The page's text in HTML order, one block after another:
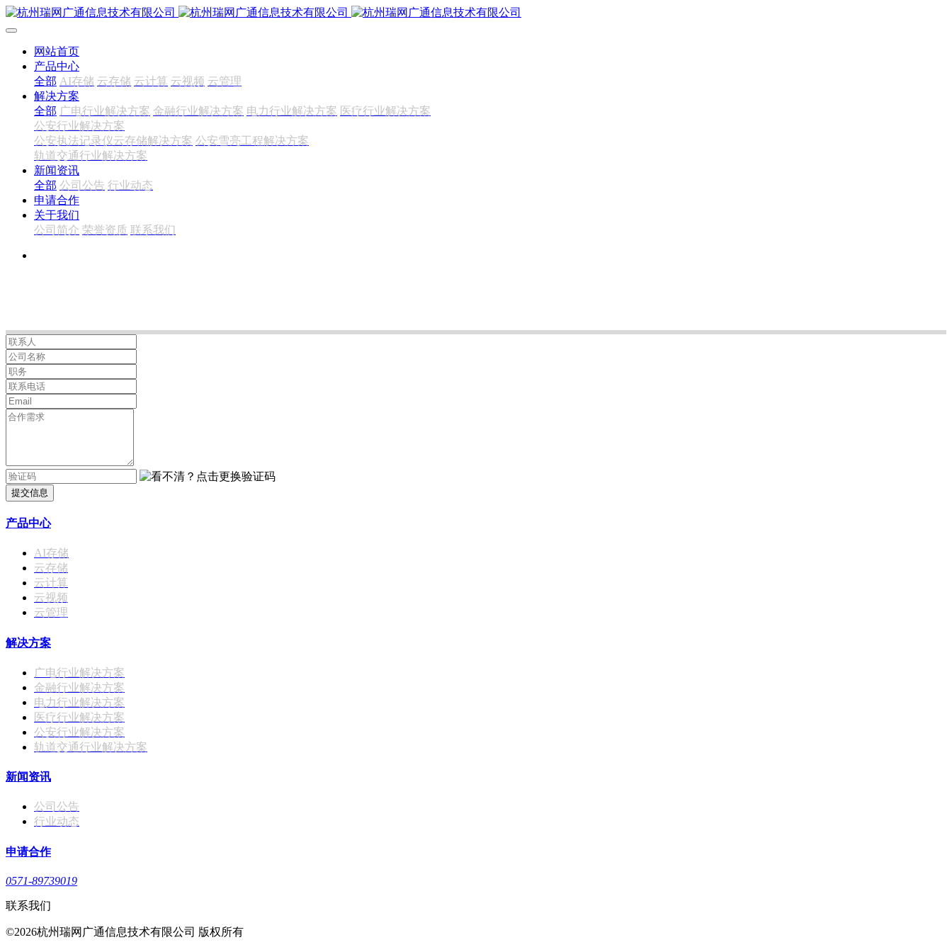
网站首页
产品中心
全部 AI存储 云存储 云计算 云视频 云管理
解决方案
全部 广电行业解决方案 金融行业解决方案 电力行业解决方案 医疗行业解决方案
公安行业解决方案
公安执法记录仪云存储解决方案 公安雪亮工程解决方案
轨道交通行业解决方案
新闻资讯
全部 公司公告 行业动态
申请合作
关于我们
公司简介 荣誉资质 联系我们
提交信息
产品中心
AI存储
云存储
云计算
云视频
云管理
解决方案
广电行业解决方案
金融行业解决方案
电力行业解决方案
医疗行业解决方案
公安行业解决方案
轨道交通行业解决方案
新闻资讯
公司公告
行业动态
申请合作
0571-89739019
联系我们
©2026杭州瑞网广通信息技术有限公司 版权所有